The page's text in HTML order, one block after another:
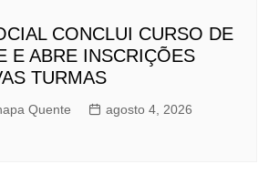
CONCLUI CURSO DE
E ABRE INSCRIÇÕES
TURMAS
Quente
agosto 4, 2026